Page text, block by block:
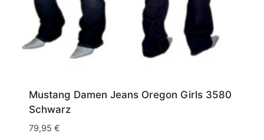
Mustang Damen Jeans Oregon Girls 3580
Schwarz
79,95 €